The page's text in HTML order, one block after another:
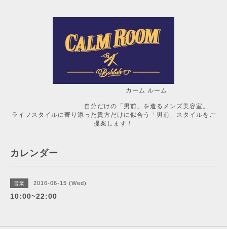
カーム ルーム
自分だけの「男前」を造るメンズ美容室。
ライフスタイルに寄り添った貴方だけに似合う「男前」スタイルをご
提案します！
カレンダー
営業 2016-06-15 (Wed)
10:00~22:00